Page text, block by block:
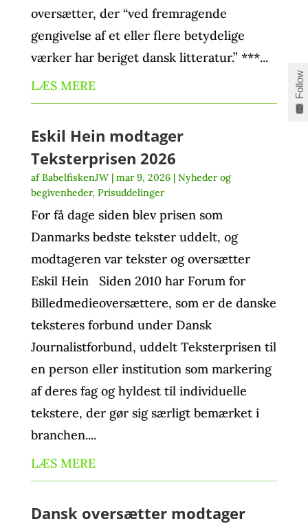
oversætter, der “ved fremragende
gengivelse af et eller flere betydelige
værker har beriget dansk litteratur.” ***...
LÆS MERE
Eskil Hein modtager
Teksterprisen 2026
afBabelfiskenJW| mar 9, 2026| Nyheder og
begivenheder, Prisuddelinger
For få dage siden blev prisen som
Danmarks bedste tekster uddelt, og
modtageren var tekster og oversætter
Eskil Hein Siden 2010 har Forum for
Billedmedieoversættere, som er de danske
teksteres forbund under Dansk
Journalistforbund, uddelt Teksterprisen til
en person eller institution som markering
af deres fag og hyldest til individuelle
tekstere, der gør sig særligt bemærket i
branchen....
LÆS MERE
Dansk oversætter modtager
Follow